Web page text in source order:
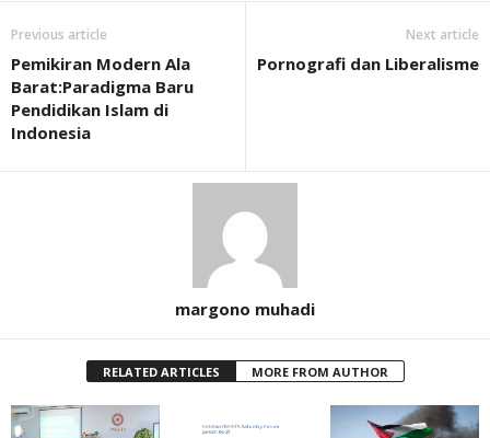
Previous article
Pemikiran Modern Ala
Barat:Paradigma Baru
Pendidikan Islam di
Indonesia
Next article
Pornografi dan Liberalisme
margono muhadi
RELATED ARTICLES MORE FROM AUTHOR